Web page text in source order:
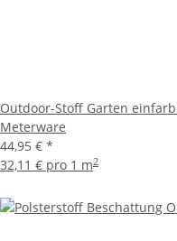
Outdoor-Stoff Garten
Meterware
44,95 € *
32,11 € pro 1 m2